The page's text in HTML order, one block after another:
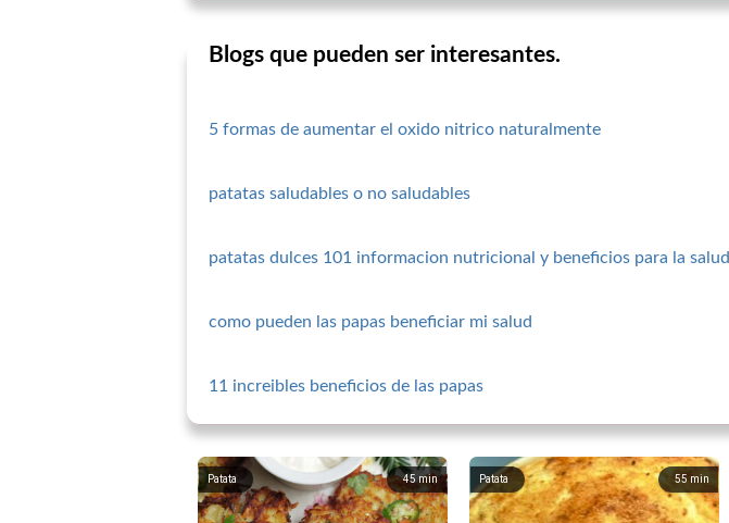
Blogs que pueden ser interesantes.
5 formas de aumentar el oxido nitrico naturalmente
patatas saludables o no saludables
patatas dulces 101 informacion nutricional y beneficios para la salud
como pueden las papas beneficiar mi salud
11 increibles beneficios de las papas
45 min
Patata 55 min
Patata